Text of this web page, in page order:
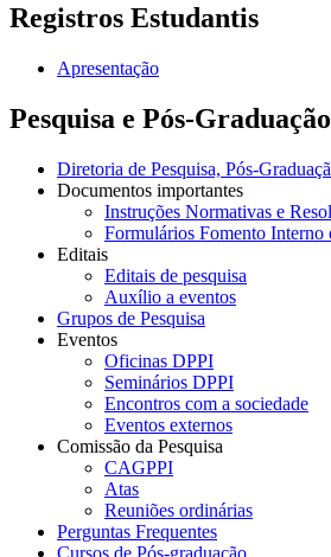
Registros Estudantis
Apresentação
Pesquisa e Pós-Graduação
Diretoria de Pesquisa, Pós-
Documentos importantes
Instruções Normativas e
Formulários Fomento Interno
Editais
Editais de pesquisa
Auxílio a eventos
Grupos de Pesquisa
Eventos
Oficinas DPPI
Seminários DPPI
Encontros com a sociedade
Eventos externos
Comissão da Pesquisa
CAGPPI
Atas
Reuniões ordinárias
Perguntas Frequentes
Cursos de Pós-graduação